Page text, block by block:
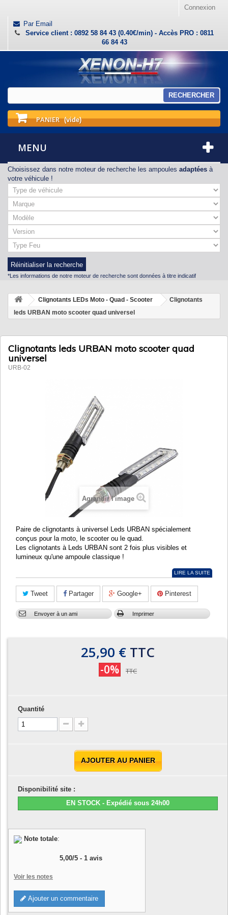
Connexion
Par Email
Service client : 0892 58 84 43 (0.40€/min) - Accès PRO : 0811
66 84 43
RECHERCHER
PANIER (vide)
MENU
Choisissez dans notre moteur de recherche les ampoules adaptées à
votre véhicule !
Réinitialiser la recherche
*Les informations de notre moteur de recherche sont données à titre indicatif
Clignotants LEDs Moto - Quad - Scooter
Clignotants
leds URBAN moto scooter quad universel
Clignotants leds URBAN moto scooter quad
universel
URB-02
Agrandir l'image
Paire de clignotants à universel Leds URBAN spécialement
conçus pour la moto, le scooter ou le quad.
Les clignotants à Leds URBAN sont 2 fois plus visibles et
lumineux qu'une ampoule classique !
LIRE LA SUITE
Tweet Partager Google+ Pinterest
Envoyer à un ami Imprimer
25,90 € TTC
-0% TTC
Quantité
AJOUTER AU PANIER
Disponibilité site :
EN STOCK - Expédié sous 24h00
Note totale:
5,00/5 - 1 avis
Voir les notes
Ajouter un commentaire